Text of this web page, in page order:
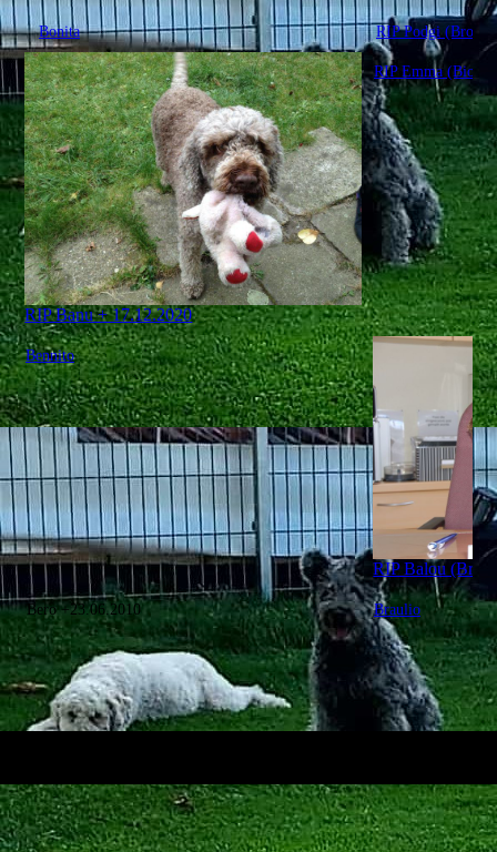
Bonita RIP Podgi
RIP Banu + 17.12.2020
RIP Emma
Bennito
RIP Balou
Bero +23.06.2010 Braulio